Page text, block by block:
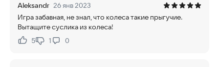
Aleksandr 26 янв 2023
Игра забавная, не знал, что колеса такие прыгучие.
Вытащите суслика из колеса!
Нравится:
5Не нравится:
1 0